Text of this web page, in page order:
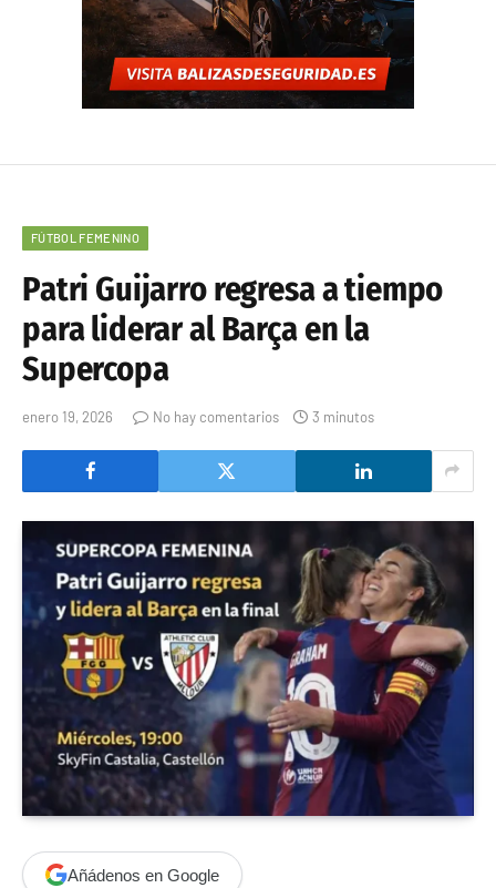
FÚTBOL FEMENINO
Patri Guijarro regresa a tiempo
para liderar al Barça en la
Supercopa
enero 19, 2026 No hay comentarios 3 minutos
Añádenos en Google